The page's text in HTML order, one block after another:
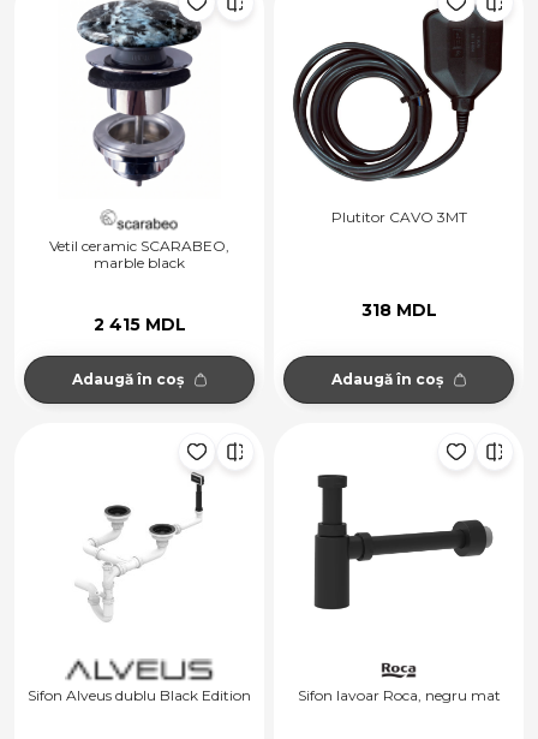
Vetil ceramic SCARABEO,
marble black
2 415 MDL
Adaugă în coș
Plutitor CAVO 3MT
318 MDL
Adaugă în coș
Sifon Alveus dublu Black Edition Sifon lavoar Roca, negru mat